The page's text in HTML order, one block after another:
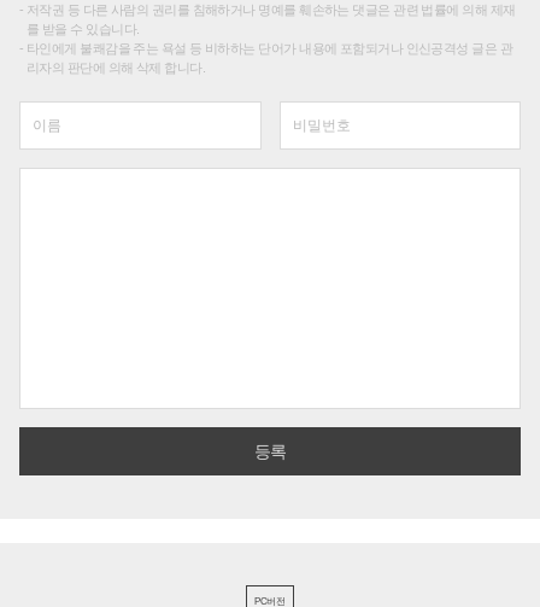
저작권 등 다른 사람의 권리를 침해하거나 명예를 훼손하는 댓글은 관련 법률에 의해 제재
를 받을 수 있습니다.
타인에게 불쾌감을 주는 욕설 등 비하하는 단어가 내용에 포함되거나 인신공격성 글은 관
리자의 판단에 의해 삭제 합니다.
PC버전